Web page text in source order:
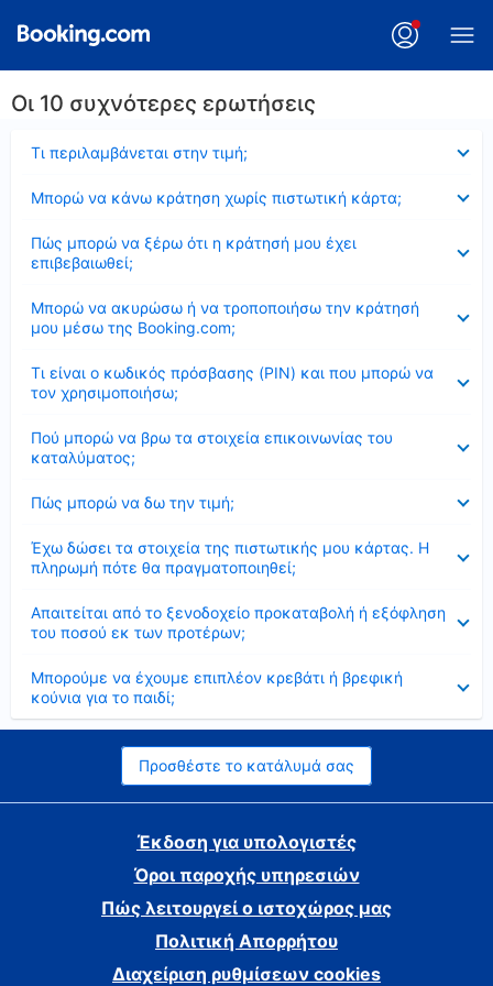
Οι 10 συχνότερες ερωτήσεις
Τι περιλαμβάνεται στην τιμή;
Μπορώ να κάνω κράτηση χωρίς πιστωτική κάρτα;
Πώς μπορώ να ξέρω ότι η κράτησή μου έχει
επιβεβαιωθεί;
Μπορώ να ακυρώσω ή να τροποποιήσω την κράτησή
μου μέσω της Booking.com;
Τι είναι ο κωδικός πρόσβασης (PIN) και που μπορώ να
τον χρησιμοποιήσω;
Πού μπορώ να βρω τα στοιχεία επικοινωνίας του
καταλύματος;
Πώς μπορώ να δω την τιμή;
Έχω δώσει τα στοιχεία της πιστωτικής μου κάρτας. Η
πληρωμή πότε θα πραγματοποιηθεί;
Απαιτείται από το ξενοδοχείο προκαταβολή ή εξόφληση
του ποσού εκ των προτέρων;
Μπορούμε να έχουμε επιπλέον κρεβάτι ή βρεφική
κούνια για το παιδί;
Προσθέστε το κατάλυμά σας
Έκδοση για υπολογιστές
Όροι παροχής υπηρεσιών
Πώς λειτουργεί ο ιστοχώρος μας
Πολιτική Απορρήτου
Διαχείριση ρυθμίσεων cookies